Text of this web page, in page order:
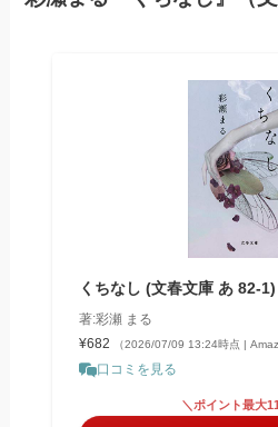
くちなし (文春文庫 あ 82-1)
著:彩瀬 まる
¥682
（2026/07/09 13:24時点 |
口コミを見る
＼ポイント最大